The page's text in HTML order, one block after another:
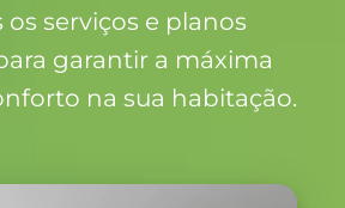
serviços e planos
garantir a máxima
na sua habitação.